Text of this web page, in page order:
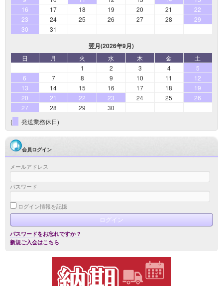
16
17 18 19 20 21
22
23
24 25 26 27 28
29
30
31
翌月(2026年9月)
日 月 火 水 木 金
土
1
2 3 4
5
6
7 8 9 10 11
12
13
14 15 16 17 18
19
20
21 22 23 24 25
26
27
28 29
30
(
発送業務休日)
会員ログイン
メールアドレス
パスワード
ログイン情報を記憶
パスワードをお忘れですか ?
新規ご入会はこちら